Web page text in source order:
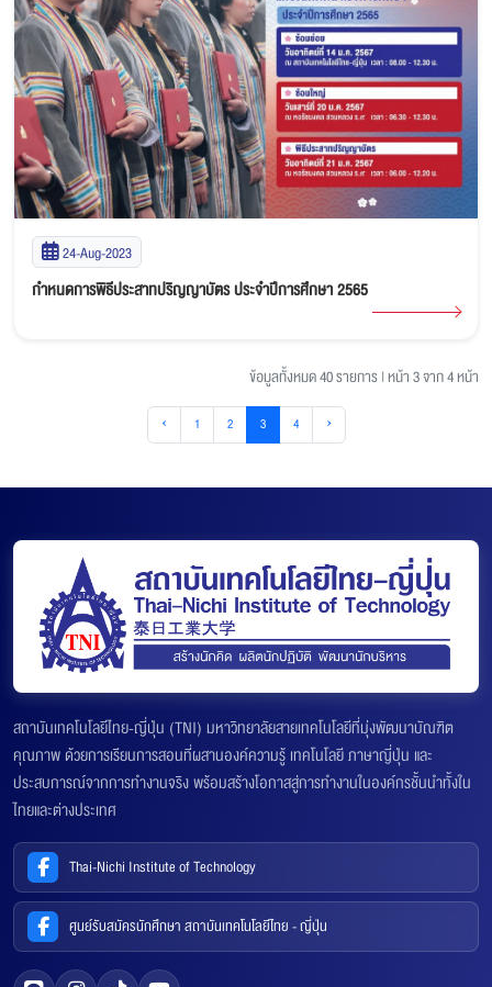
24-Aug-2023
กำหนดการพิธีประสาทปริญญาบัตร ประจำปีการศึกษา 2565
ข้อมูลทั้งหมด 40 รายการ|หน้า 3 จาก 4 หน้า
‹ 1 2 3 4 ›
สถาบันเทคโนโลยีไทย-ญี่ปุ่น (TNI) มหาวิทยาลัยสายเทคโนโลยีที่มุ่งพัฒนาบัณฑิต
คุณภาพ ด้วยการเรียนการสอนที่ผสานองค์ความรู้ เทคโนโลยี ภาษาญี่ปุ่น และ
ประสบการณ์จากการทำงานจริง พร้อมสร้างโอกาสสู่การทำงานในองค์กรชั้นนำทั้งใน
ไทยและต่างประเทศ
Thai-Nichi Institute of Technology
ศูนย์รับสมัครนักศึกษา สถาบันเทคโนโลยีไทย - ญี่ปุ่น